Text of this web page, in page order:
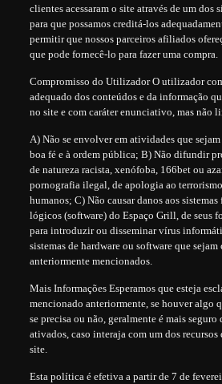
clientes acessaram o site através de um dos
para que possamos creditá-los
permitir que nossos parceiros afiliados
que pode fornecê-lo para fazer uma compra.
Compromisso do Utilizador O utilizador
adequado dos conteúdos e da informação
no site e com caráter enunciativo, mas não
A) Não se envolver em atividades que
boa fé e à ordem pública; B) Não difundir
de natureza racista, xenófoba, 166bet ou
pornografia ilegal, de apologia ao
humanos; C) Não causar danos aos
lógicos (software) do Espaço Grill, de seus
para introduzir ou disseminar vírus
sistemas de hardware ou software que sejam
anteriormente mencionados.
Mais Informações Esperamos que esteja
mencionado anteriormente, se houver algo
se precisa ou não, geralmente é mais
ativados, caso interaja com um dos recursos
site.
Esta política é efetiva a partir de 7 de